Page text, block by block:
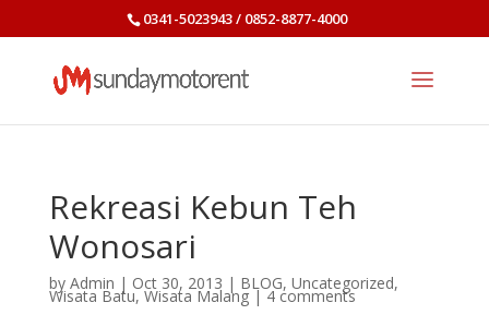
0341-5023943 / 0852-8877-4000
Rekreasi Kebun Teh
Wonosari
by Admin | Oct 30, 2013 | BLOG, Uncategorized,
Wisata Batu,Wisata Malang|4 comments